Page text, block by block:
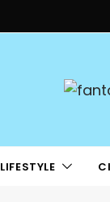
LIFESTYLE